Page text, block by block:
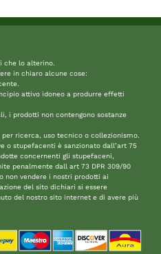
che lo alterino.
in chiaro alcune cose:
attivo idoneo a produrre effetti
i prodotti non contengono sostanze
ricerca, uso tecnico o collezionismo.
o stupefacenti è sanzionato dall’art 75
concernenti gli stupefaceni,
penalmente dall art 73 DPR 309/90
non vendere i nostri prodotti ai
del sito dichiari si essere
del nostro sito internet e di avere più